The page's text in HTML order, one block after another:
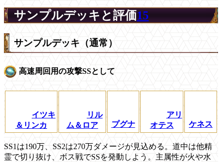
サンプルデッキと評価15
サンプルデッキ（通常）
高速周回用の攻撃SSとして
イツキ
＆リンカ
リル
ム＆ロア
プグナ
アリ
オテス
ケネス
SS1は190万、SS2は270万ダメージが見込める。道中は他精
霊で切り抜け、ボス戦でSSを発動しよう。主属性が火や水